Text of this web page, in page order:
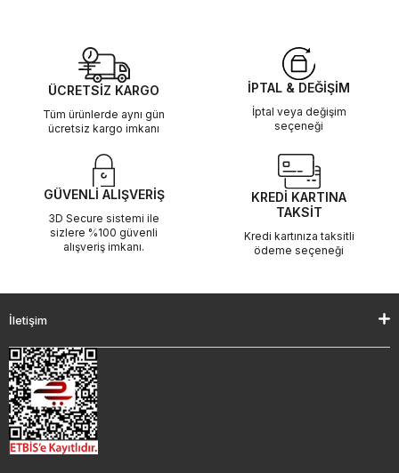
ÜCRETSİZ KARGO
Tüm ürünlerde aynı gün
ücretsiz kargo imkanı
İPTAL & DEĞİŞİM
İptal veya değişim
seçeneği
GÜVENLİ ALIŞVERİŞ
3D Secure sistemi ile
sizlere %100 güvenli
alışveriş imkanı.
KREDİ KARTINA
TAKSİT
Kredi kartınıza taksitli
ödeme seçeneği
İletişim